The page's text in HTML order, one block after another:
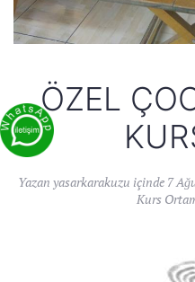
ÖZEL
Yazan yasarkarakuzu içinde 7
Kurs